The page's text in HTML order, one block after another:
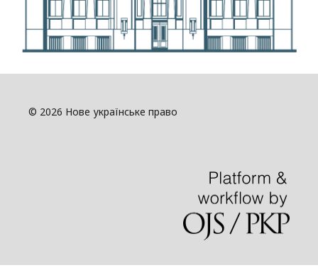
© 2026 Нове українське право